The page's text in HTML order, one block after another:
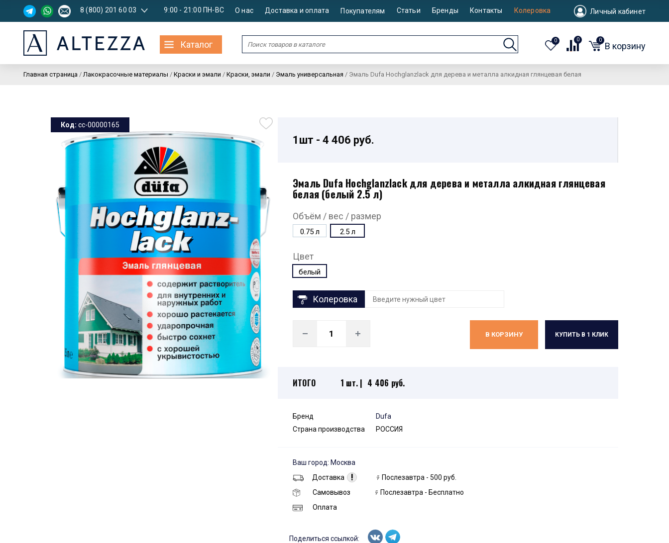
8 (800) 201 60 03 9:00 - 21:00 ПН-ВС О нас Доставка и оплата Покупателям Статьи Бренды Контакты Колеровка Личный кабинет
Каталог 0 0 0
В корзину
Главная страница / Лакокрасочные материалы / Краски и эмали / Краски, эмали / Эмаль универсальная / Эмаль Dufa Hochglanzlack для дерева и металла алкидная глянцевая белая
Код: cc-00000165
1шт - 4 406 руб.
Эмаль Dufa Hochglanzlack для дерева и металла алкидная глянцевая
белая (белый 2.5 л)
Объём / вес / размер
0.75 л 2.5 л
Цвет
белый
Колеровка
В КОРЗИНУ КУПИТЬ В 1 КЛИК
ИТОГО 1 шт. | 4 406 руб.
Бренд
Dufa
Страна производства
РОССИЯ
Ваш город: Москва
Доставка
!
Послезавтра - 500 руб.
Самовывоз
Послезавтра - Бесплатно
Оплата
Поделиться ссылкой: